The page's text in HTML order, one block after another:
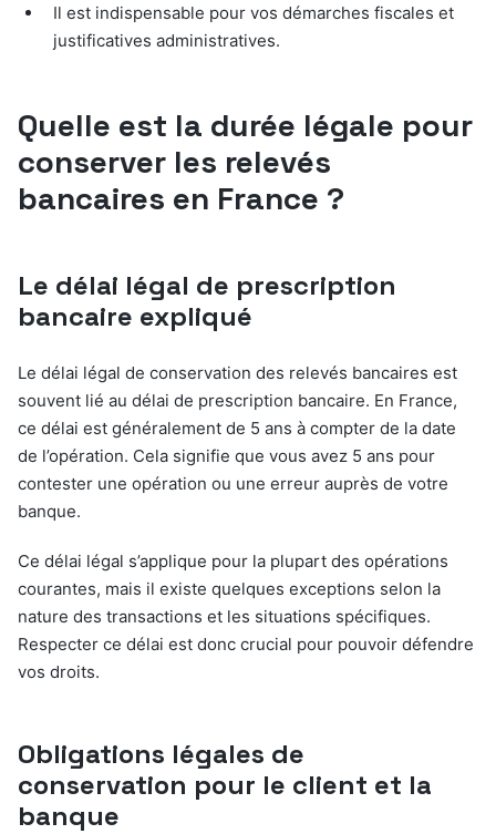
Il est indispensable pour vos démarches fiscales et
justificatives administratives.
Quelle est la durée légale pour
conserver les relevés
bancaires en France ?
Le délai légal de prescription
bancaire expliqué
Le délai légal de conservation des relevés bancaires est
souvent lié au délai de prescription bancaire. En France,
ce délai est généralement de 5 ans à compter de la date
de l’opération. Cela signifie que vous avez 5 ans pour
contester une opération ou une erreur auprès de votre
banque.
Ce délai légal s’applique pour la plupart des opérations
courantes, mais il existe quelques exceptions selon la
nature des transactions et les situations spécifiques.
Respecter ce délai est donc crucial pour pouvoir défendre
vos droits.
Obligations légales de
conservation pour le client et la
banque